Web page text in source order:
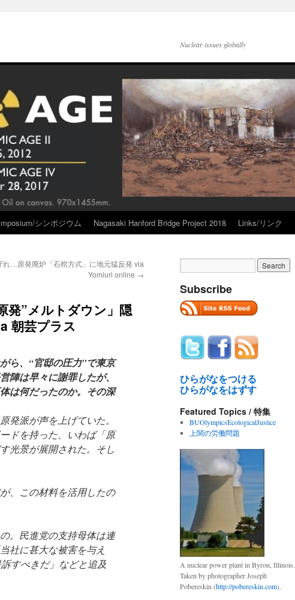
Nuclear issues globally
シンポジウム Nagasaki Hanford Bridge Project 2018 Links/リンク
れ…原発廃炉「石棺方式」に地元猛反発 via
Yomiuri online →
発”メルトダウン」隠
朝芸プラス
ら、“官邸の圧力”で東京
陣は早々に謝罪したが、
は何だったのか。その深
発派が声を上げていた。
ドを持った、いわば「原
光景が展開された。そし
、この材料を活用したの
。民進党の支持母体は連
社に甚大な被害を与え
すべきだ」などと追及
Subscribe
ひらがなをつける
ひらがなをはずす
Featured Topics / 特集
BUOlympicsEcologicalJustice
上関の労働問題
A nuclear power plant in Byron, Illinois.
Taken by photographer Joseph
Pobereskin (http://pobereskin.com).